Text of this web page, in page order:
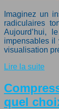
Imaginez un
radiculaires
Aujourd’hui,
impensables il
visualisation
Lire la suite
quel